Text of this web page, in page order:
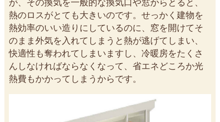
が、その換気を一般的な換気口や窓からとると、
熱のロスがとても大きいのです。せっかく建物を
熱効率のいい造りにしているのに、窓を開けてそ
のまま外気を入れてしまうと熱が逃げてしまい、
快適性も奪われてしまいますし、冷暖房をたくさ
んしなければならなくなって、省エネどころか光
熱費もかかってしまうからです。